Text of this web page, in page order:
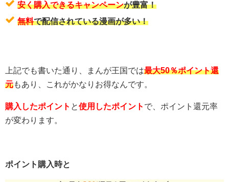
安く購入できるキャンペーンが豊富！
無料で配信されている漫画が多い！
上記でも書いた通り、まんが王国では最大50％ポイント還
元もあり、これがかなりお得なんです。
購入したポイント と使用したポイント で、ポイント還元率
が変わります。
ポイント購入時と